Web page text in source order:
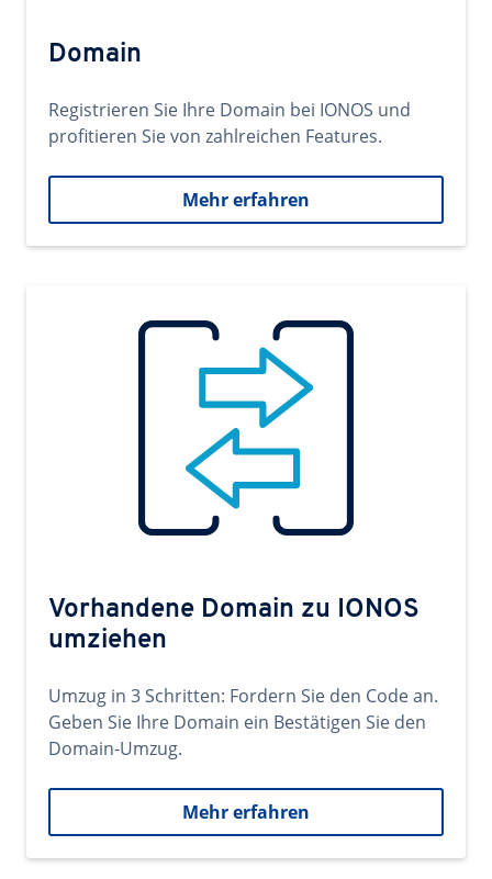
Domain
Registrieren Sie Ihre Domain bei IONOS und
profitieren Sie von zahlreichen Features.
Mehr erfahren
Vorhandene Domain zu IONOS
umziehen
Umzug in 3 Schritten: Fordern Sie den Code an.
Geben Sie Ihre Domain ein Bestätigen Sie den
Domain-Umzug.
Mehr erfahren